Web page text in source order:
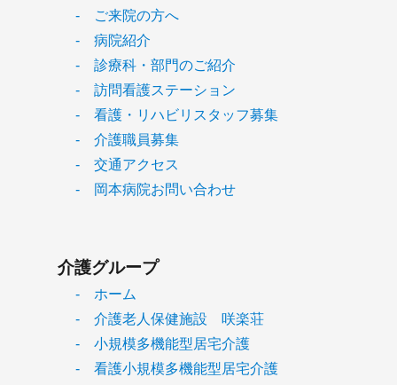
- ご来院の方へ
- 病院紹介
- 診療科・部門のご紹介
- 訪問看護ステーション
- 看護・リハビリスタッフ募集
- 介護職員募集
- 交通アクセス
- 岡本病院お問い合わせ
介護グループ
- ホーム
- 介護老人保健施設 咲楽荘
- 小規模多機能型居宅介護
- 看護小規模多機能型居宅介護